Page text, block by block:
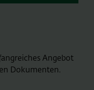
Angebot
Dokumenten.